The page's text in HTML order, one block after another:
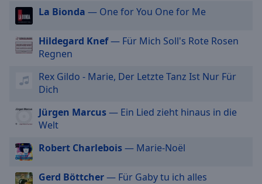
in-
Picture
This
modal
Beginning
dialog
window.
Escape
La Bionda — One for You One for Me
Hildegard Knef— Für Mich Soll's Rote Rosen
Regnen
Rex Gildo - Marie, Der Letzte Tanz Ist Nur Für
Dich
Jürgen Marcus— Ein Lied zieht hinaus in die
Welt
Robert Charlebois— Marie-Noël
Gerd Böttcher— Für Gaby tu ich alles